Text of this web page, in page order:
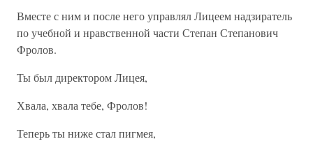
Вместе с ним и после него управлял Лицеем надзиратель
по учебной и нравственной части Степан Степанович
Фролов.
Ты был директором Лицея,
Хвала, хвала тебе, Фролов!
Теперь ты ниже стал пигмея,